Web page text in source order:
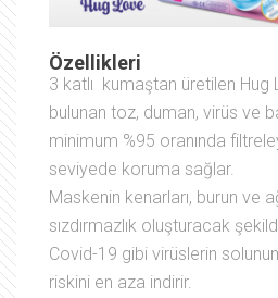
Özellikleri
3 katlı kumaştan üretilen
bulunan toz, duman, virüs ve
minimum %95 oranında
seviyede koruma sağlar.
Maskenin kenarları, burun ve
sızdırmazlık oluşturacak
Covid-19 gibi virüslerin
riskini en aza indirir.